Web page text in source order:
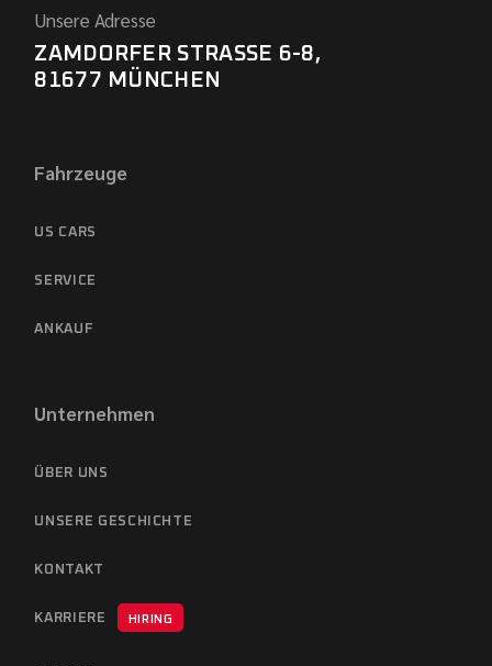
Unsere Adresse
ZAMDORFER STRASSE 6-8,
81677 MÜNCHEN
Fahrzeuge
US CARS
SERVICE
ANKAUF
Unternehmen
ÜBER UNS
UNSERE GESCHICHTE
KONTAKT
KARRIERE HIRING